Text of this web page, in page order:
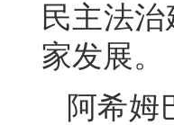
民主法
家发展。
阿希姆